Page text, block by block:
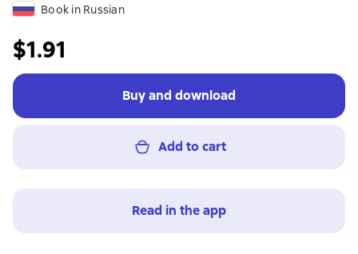
Book in Russian
$1.91
Buy and download
Add to cart
Read in the app